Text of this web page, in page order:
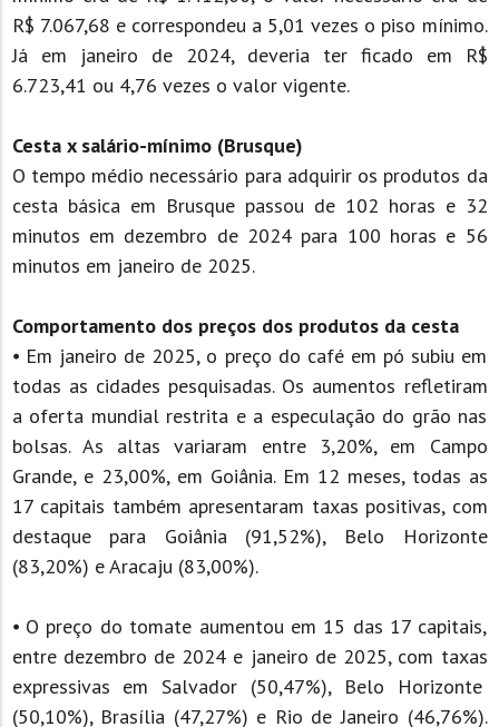
R$ 7.067,68 e correspondeu a 5,01 vezes o piso mínimo.
Já em janeiro de 2024, deveria ter ficado em R$
6.723,41 ou 4,76 vezes o valor vigente.
Cesta x salário-mínimo (Brusque)
O tempo médio necessário para adquirir os produtos da
cesta básica em Brusque passou de 102 horas e 32
minutos em dezembro de 2024 para 100 horas e 56
minutos em janeiro de 2025.
Comportamento dos preços dos produtos da cesta
⦁ Em janeiro de 2025, o preço do café em pó subiu em
todas as cidades pesquisadas. Os aumentos refletiram
a oferta mundial restrita e a especulação do grão nas
bolsas. As altas variaram entre 3,20%, em Campo
Grande, e 23,00%, em Goiânia. Em 12 meses, todas as
17 capitais também apresentaram taxas positivas, com
destaque para Goiânia (91,52%), Belo Horizonte
(83,20%) e Aracaju (83,00%).
⦁ O preço do tomate aumentou em 15 das 17 capitais,
entre dezembro de 2024 e janeiro de 2025, com taxas
expressivas em Salvador (50,47%), Belo Horizonte
(50,10%), Brasília (47,27%) e Rio de Janeiro (46,76%).